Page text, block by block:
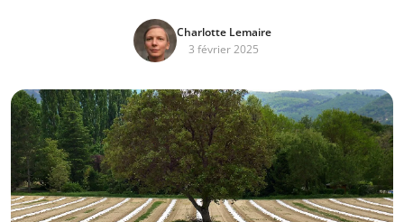
Charlotte Lemaire
3 février 2025